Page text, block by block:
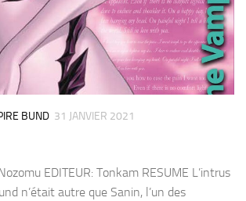
BUND 31 JANVIER 2021
EDITEUR: Tonkam RESUME L’intrus
n’était autre que Sanin, l’un des